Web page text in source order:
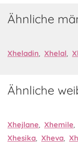
Ähnliche
Xheladin, Xhelal,
Ähnliche
Xhejlane, Xhemile,
Xhesika, Xheva,